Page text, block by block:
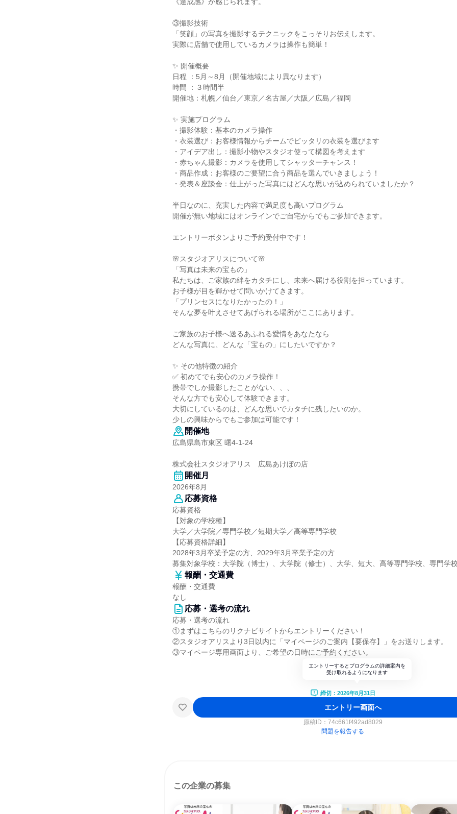
③撮影技術
「笑顔」の写真を撮影するテクニックをこっそりお伝えします。
実際に店舗で使用しているカメラは操作も簡単！
✨ 開催概要
日程 ：5月～8月（開催地域により異なります）
時間 ：３時間半
開催地：札幌／仙台／東京／名古屋／大阪／広島／福岡
✨ 実施プログラム
・撮影体験：基本のカメラ操作
・衣装選び：お客様情報からチームでピッタリの衣装を選びます
・アイデア出し：撮影小物やスタジオ使って構図を考えます
・赤ちゃん撮影：カメラを使用してシャッターチャンス！
・商品作成：お客様のご要望に合う商品を選んでいきましょう！
・発表＆座談会：仕上がった写真にはどんな思いが込められていましたか？
半日なのに、充実した内容で満足度も高いプログラム
開催が無い地域にはオンラインでご自宅からでもご参加できます。
エントリーボタンよりご予約受付中です！
🌸スタジオアリスについて🌸
「写真は未来の宝もの」
私たちは、ご家族の絆をカタチにし、未来へ届ける役割を担っています。
お子様が目を輝かせて問いかけてきます。
「プリンセスになりたかったの！」
そんな夢を叶えさせてあげられる場所がここにあります。
ご家族のお子様へ送るあふれる愛情をあなたなら
どんな写真に、どんな「宝もの」にしたいですか？
✨ その他特徴の紹介
✅ 初めてでも安心のカメラ操作！
携帯でしか撮影したことがない、、、
そんな方でも安心して体験できます。
大切にしているのは、どんな思いでカタチに残したいのか。
少しの興味からでもご参加は可能です！
開催地
広島県島市東区 曙4-1-24
株式会社スタジオアリス 広島あけぼの店
開催月
2026年8月
応募資格
応募資格
【対象の学校種】
大学／大学院／専門学校／短期大学／高等専門学校
【応募資格詳細】
2028年3月卒業予定の方、2029年3月卒業予定の方
募集対象学校：大学院（博士）、大学院（修士）、大学、短大、高等専門学校、専門学
報酬・交通費
報酬・交通費
なし
応募・選考の流れ
応募・選考の流れ
①まずはこちらのリクナビサイトからエントリーください！
②スタジオアリスより3日以内に「マイページのご案内【要保存】」をお送りします。
③マイページ専用画面より、ご希望の日時にご予約ください。
エントリーするとプログラムの詳細案内を
受け取れるようになります
締切：2026年8月31日
エントリー画面へ
原稿ID： 74c661f492ad8029
問題を報告する
この企業の募集